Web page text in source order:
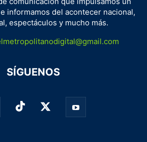
informamos del acontecer nacional,
espectáculos y mucho más.
SÍGUENOS